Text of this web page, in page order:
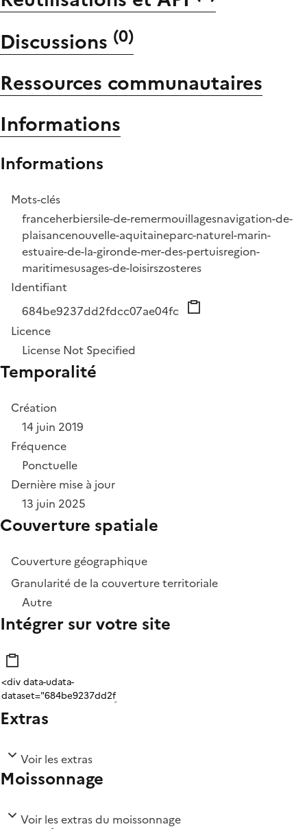
Discussions (0)
Ressources communautaires
Informations
Informations
Mots-clés
franceherbiersile-de-remermouillagesnavigation-de-
plaisancenouvelle-aquitaineparc-naturel-marin-
estuaire-de-la-gironde-mer-des-pertuisregion-
maritimesusages-de-loisirszosteres
Identifiant
684be9237dd2fdcc07ae04fc
Licence
License Not Specified
Temporalité
Création
14 juin 2019
Fréquence
Ponctuelle
Dernière mise à jour
13 juin 2025
Couverture spatiale
Couverture géographique
Granularité de la couverture territoriale
Autre
Intégrer sur votre site
Extras
Voir les extras
Moissonnage
Voir les extras du moissonnage